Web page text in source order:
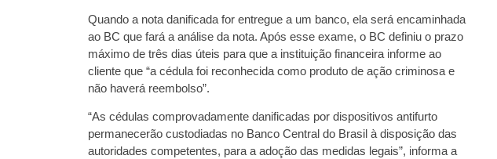
Quando a nota danificada for entregue a um banco, ela será encaminhada
ao BC que fará a análise da nota. Após esse exame, o BC definiu o prazo
máximo de três dias úteis para que a instituição financeira informe ao
cliente que “a cédula foi reconhecida como produto de ação criminosa e
não haverá reembolso”.
“As cédulas comprovadamente danificadas por dispositivos antifurto
permanecerão custodiadas no Banco Central do Brasil à disposição das
autoridades competentes, para a adoção das medidas legais”, informa a